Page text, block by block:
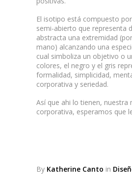
El isotipo está compuesto
semi-abierto que representa
abstracta una extremidad
mano) alcanzando una
cual simboliza un objetivo o
colores, el negro y el gris
formalidad, simplicidad,
corporativa y seriedad.
Así que ahi lo tienen, nuestra
corporativa, esperamos que
By Katherine Canto in